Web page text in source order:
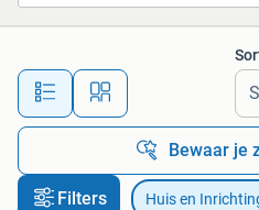
Alle
Bewaar je
Filters Huis en